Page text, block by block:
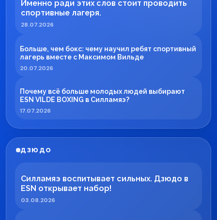
Именно ради этих слов стоит проводить
спортивные лагеря.
28.07.2026
Больше, чем бокс: чему научил ребят спортивный
лагерь вместе с Максимом Вильде
20.07.2026
Почему всё больше молодых людей выбирают
ESN VILDE BOXING в Силламяэ?
17.07.2026
ДЗЮДО
Силламяэ воспитывает сильных. Дзюдо в
ESN открывает набор!
03.08.2026